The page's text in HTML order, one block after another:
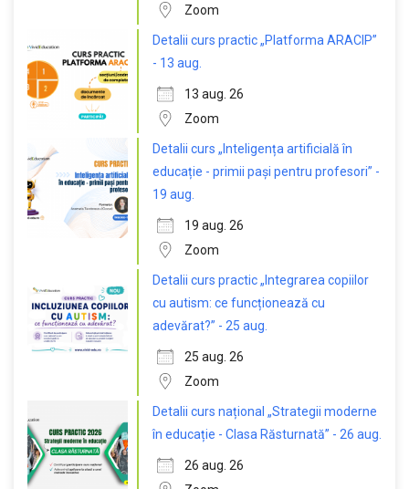
Zoom
Detalii curs practic „Platforma ARACIP”
- 13 aug.
13 aug. 26
Zoom
Detalii curs „Inteligența artificială în
educație - primii pași pentru profesori” -
19 aug.
19 aug. 26
Zoom
Detalii curs practic „Integrarea copiilor
cu autism: ce funcționează cu
adevărat?” - 25 aug.
25 aug. 26
Zoom
Detalii curs național „Strategii moderne
în educație - Clasa Răsturnată” - 26 aug.
26 aug. 26